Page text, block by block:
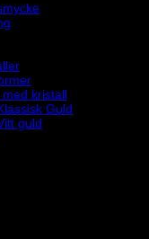
kristall
Guld
guld